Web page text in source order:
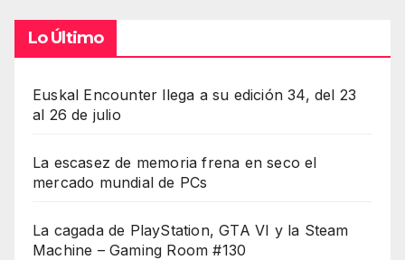
Lo Último
Euskal Encounter llega a su edición 34, del 23
al 26 de julio
La escasez de memoria frena en seco el
mercado mundial de PCs
La cagada de PlayStation, GTA VI y la Steam
Machine – Gaming Room #130